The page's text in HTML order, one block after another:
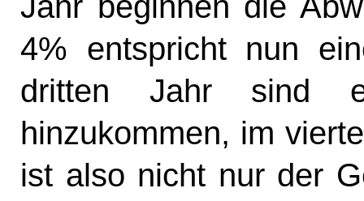
4% entspricht nun
dritten Jahr sind
hinzukommen, im
ist also nicht nur der